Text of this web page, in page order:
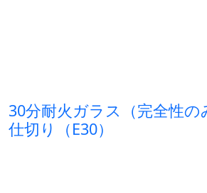
30分耐火ガラス（完全性
仕切り（E30）